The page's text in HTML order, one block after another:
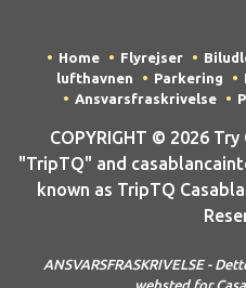
Home Flyrejser
lufthavnen
Parkering
Ansvarsfraskrivelse
COPYRIGHT © 2026
"TripTQ" and
known as TripTQ
ANSVARSFRASKRIVELSE -
websted for